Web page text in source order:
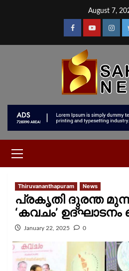
August 7,
Thiruvananthapuram News
പ്രകൃതി ദുരന്ത
‘കവചം’
January 22, 2025 0